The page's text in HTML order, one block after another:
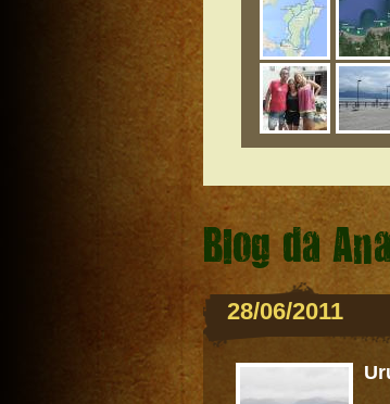
Blog da Ana
28/06/2011